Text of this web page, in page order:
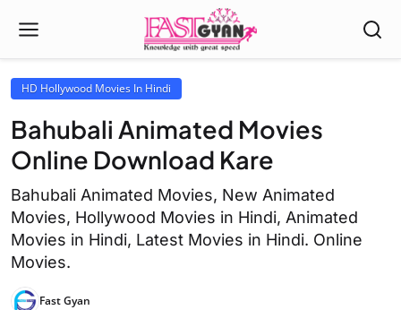
HD Hollywood Movies In Hindi
Bahubali Animated Movies
Online Download Kare
Bahubali Animated Movies, New Animated
Movies, Hollywood Movies in Hindi, Animated
Movies in Hindi, Latest Movies in Hindi. Online
Movies.
Fast Gyan